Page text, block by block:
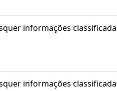
informações
informações